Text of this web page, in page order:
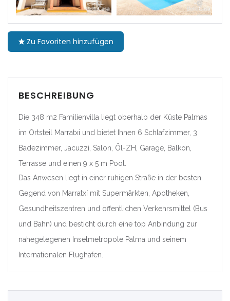
|-Barcelona
|-Lleida
|-Tarragona
Comunidad Foral de Navarra
|-Navarra
Comunitat Valenciana
|-Castellón/Castelló
Deutschland
Zu Favoriten hinzufügen
BESCHREIBUNG
Die 348 m2 Familienvilla liegt oberhalb der Küste Palmas
im Ortsteil Marratxi und bietet Ihnen 6 Schlafzimmer, 3
Badezimmer, Jacuzzi, Salon, Öl-ZH, Garage, Balkon,
Terrasse und einen 9 x 5 m Pool.
Das Anwesen liegt in einer ruhigen Straße in der besten
Gegend von Marratxí mit Supermärkten, Apotheken,
Gesundheitszentren und öffentlichen Verkehrsmittel (Bus
und Bahn) und besticht durch eine top Anbindung zur
nahegelegenen Inselmetropole Palma und seinem
Internationalen Flughafen.